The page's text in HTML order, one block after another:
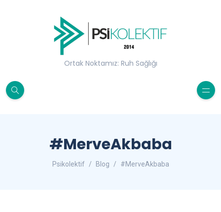
Ortak Noktamız: Ruh Sağlığı
#MerveAkbaba
Psikolektif Blog #MerveAkbaba